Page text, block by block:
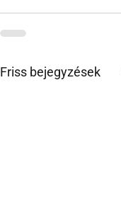
Friss bejegyzések